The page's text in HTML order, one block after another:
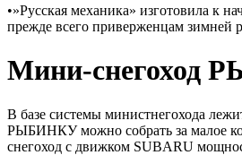
•»Русская механика» изготовила к
прежде всего приверженцам зимней
Мини-снегоход
В базе системы министнегохода
РЫБИНКУ можно собрать за малое
снегоход с движком SUBARU